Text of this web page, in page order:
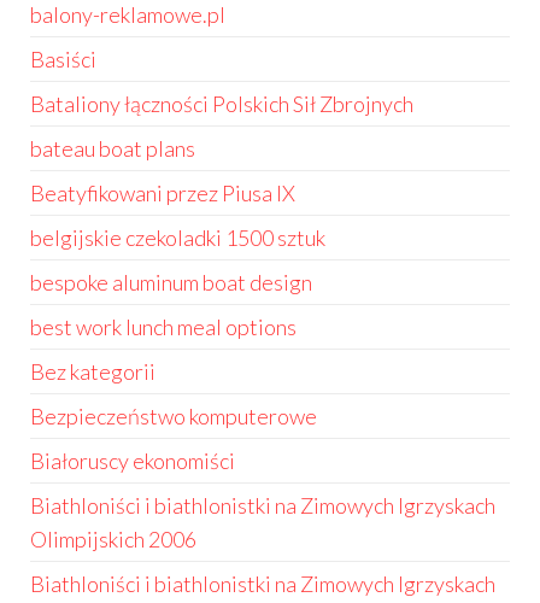
balony-reklamowe.pl
Basiści
Bataliony łączności Polskich Sił Zbrojnych
bateau boat plans
Beatyfikowani przez Piusa IX
belgijskie czekoladki 1500 sztuk
bespoke aluminum boat design
best work lunch meal options
Bez kategorii
Bezpieczeństwo komputerowe
Białoruscy ekonomiści
Biathloniści i biathlonistki na Zimowych Igrzyskach
Olimpijskich 2006
Biathloniści i biathlonistki na Zimowych Igrzyskach